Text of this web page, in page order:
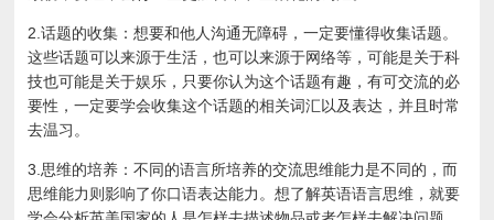
2.话题的收集：想要和他人沟通无障碍，一定要懂得收集话题。
这些话题可以来源于生活，也可以来源于网络等，可能是关于科
技也可能是关于娱乐，只要你认为这个话题有趣，有可交流的必
要性，一定要学会收集这个话题的相关词汇以及表达，并且时常
去温习。
3.思维的培养：不同的语言所培养的交流思维能力是不同的，而
思维能力则影响了你口语表达能力。想了解英语语言思维，就要